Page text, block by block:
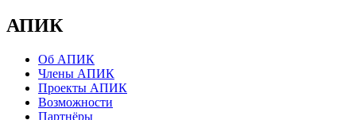
АПИК
Об АПИК
Члены АПИК
Проекты АПИК
Возможности
Партнёры